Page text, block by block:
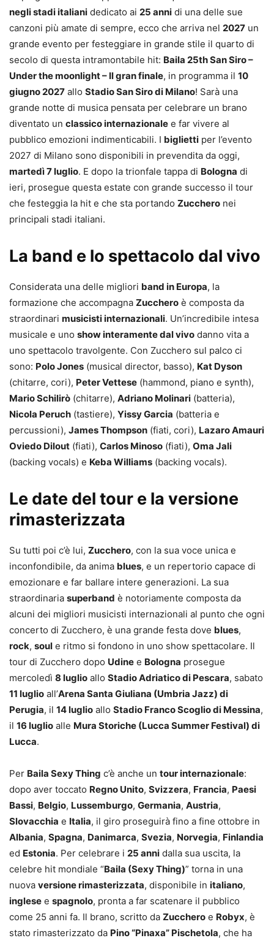
negli stadi italiani dedicato ai 25 anni di una delle sue
canzoni più amate di sempre, ecco che arriva nel 2027 un
grande evento per festeggiare in grande stile il quarto di
secolo di questa intramontabile hit: Baila 25th San Siro –
Under the moonlight – Il gran finale, in programma il 10
giugno 2027 allo Stadio San Siro di Milano! Sarà una
grande notte di musica pensata per celebrare un brano
diventato un classico internazionale e far vivere al
pubblico emozioni indimenticabili. I biglietti per l’evento
2027 di Milano sono disponibili in prevendita da oggi,
martedì 7 luglio. E dopo la trionfale tappa di Bologna di
ieri, prosegue questa estate con grande successo il tour
che festeggia la hit e che sta portando Zucchero nei
principali stadi italiani.
La band e lo spettacolo dal vivo
Considerata una delle migliori band in Europa, la
formazione che accompagna Zucchero è composta da
straordinari musicisti internazionali. Un’incredibile intesa
musicale e uno show interamente dal vivo danno vita a
uno spettacolo travolgente. Con Zucchero sul palco ci
sono: Polo Jones (musical director, basso), Kat Dyson
(chitarre, cori), Peter Vettese (hammond, piano e synth),
Mario Schilirò (chitarre), Adriano Molinari (batteria),
Nicola Peruch (tastiere), Yissy Garcia (batteria e
percussioni), James Thompson (fiati, cori), Lazaro Amauri
Oviedo Dilout (fiati), Carlos Minoso (fiati), Oma Jali
(backing vocals) e Keba Williams (backing vocals).
Le date del tour e la versione
rimasterizzata
Su tutti poi c’è lui, Zucchero, con la sua voce unica e
inconfondibile, da anima blues, e un repertorio capace di
emozionare e far ballare intere generazioni. La sua
straordinaria superband è notoriamente composta da
alcuni dei migliori musicisti internazionali al punto che ogni
concerto di Zucchero, è una grande festa dove blues,
rock, soul e ritmo si fondono in uno show spettacolare. Il
tour di Zucchero dopo Udine e Bologna prosegue
mercoledì 8 luglio allo Stadio Adriatico di Pescara, sabato
11 luglio all’Arena Santa Giuliana (Umbria Jazz) di
Perugia, il 14 luglio allo Stadio Franco Scoglio di Messina,
il 16 luglio alle Mura Storiche (Lucca Summer Festival) di
Lucca.
Per Baila Sexy Thing c’è anche un tour internazionale:
dopo aver toccato Regno Unito, Svizzera, Francia, Paesi
Bassi, Belgio, Lussemburgo, Germania, Austria,
Slovacchia e Italia, il giro proseguirà fino a fine ottobre in
Albania, Spagna, Danimarca, Svezia, Norvegia, Finlandia
ed Estonia. Per celebrare i 25 anni dalla sua uscita, la
celebre hit mondiale “Baila (Sexy Thing)” torna in una
nuova versione rimasterizzata, disponibile in italiano,
inglese e spagnolo, pronta a far scatenare il pubblico
come 25 anni fa. Il brano, scritto da Zucchero e Robyx, è
stato rimasterizzato da Pino “Pinaxa” Pischetola, che ha